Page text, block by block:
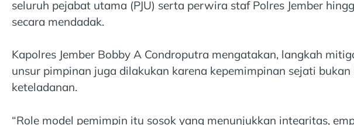
seluruh pejabat utama (PJU) serta perwira staf Polres Jember
secara mendadak.
Kapolres Jember Bobby A Condroputra mengatakan, langkah
unsur pimpinan juga dilakukan karena kepemimpinan sejati
keteladanan.
“Role model pemimpin itu sosok yang menunjukkan integritas,